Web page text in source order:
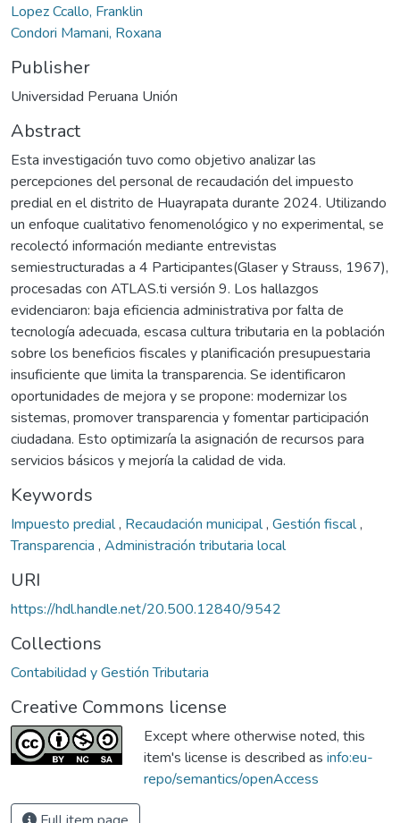
Lopez Ccallo, Franklin
Condori Mamani, Roxana
Publisher
Universidad Peruana Unión
Abstract
Esta investigación tuvo como objetivo analizar las
percepciones del personal de recaudación del impuesto
predial en el distrito de Huayrapata durante 2024. Utilizando
un enfoque cualitativo fenomenológico y no experimental, se
recolectó información mediante entrevistas
semiestructuradas a 4 Participantes(Glaser y Strauss, 1967),
procesadas con ATLAS.ti versión 9. Los hallazgos
evidenciaron: baja eficiencia administrativa por falta de
tecnología adecuada, escasa cultura tributaria en la población
sobre los beneficios fiscales y planificación presupuestaria
insuficiente que limita la transparencia. Se identificaron
oportunidades de mejora y se propone: modernizar los
sistemas, promover transparencia y fomentar participación
ciudadana. Esto optimizaría la asignación de recursos para
servicios básicos y mejoría la calidad de vida.
Keywords
Impuesto predial, Recaudación municipal, Gestión fiscal,
Transparencia , Administración tributaria local
URI
https://hdl.handle.net/20.500.12840/9542
Collections
Contabilidad y Gestión Tributaria
Creative Commons license
Except where otherwise noted, this
item's license is described as info:eu-
repo/semantics/openAccess